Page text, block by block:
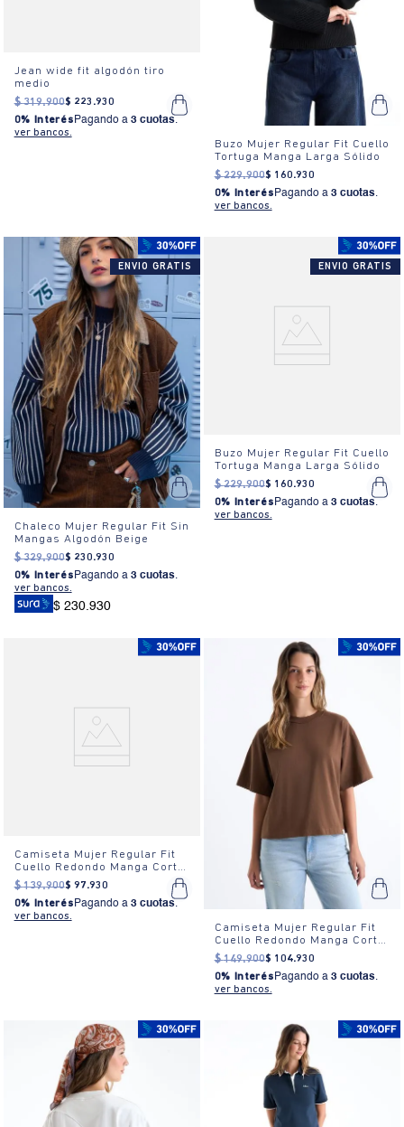
Jean wide fit algodón tiro
medio
$ 319.900$ 223 .930
0% Interés Pagando a 3 cuotas.
ver bancos.
Buzo Mujer Regular Fit Cuello
Tortuga Manga Larga Sólido
$ 229.900$ 160.930
0% Interés Pagando a 3 cuotas.
ver bancos.
ENVIO GRATIS
Chaleco Mujer Regular Fit Sin
Mangas Algodón Beige
$ 329.900$ 230.930
0% Interés Pagando a 3 cuotas.
ver bancos.
$ 230.930
ENVIO GRATIS
Buzo Mujer Regular Fit Cuello
Tortuga Manga Larga Sólido
$ 229.900$ 160.930
0% Interés Pagando a 3 cuotas.
ver bancos.
Camiseta Mujer Regular Fit
Cuello Redondo Manga Corta
Estampada Blanca
$ 139.900$ 97.930
0% Interés Pagando a 3 cuotas.
ver bancos.
Camiseta Mujer Regular Fit
Cuello Redondo Manga Corta
Estampada Blanca
$ 149.900$ 104.930
0% Interés Pagando a 3 cuotas.
ver bancos.